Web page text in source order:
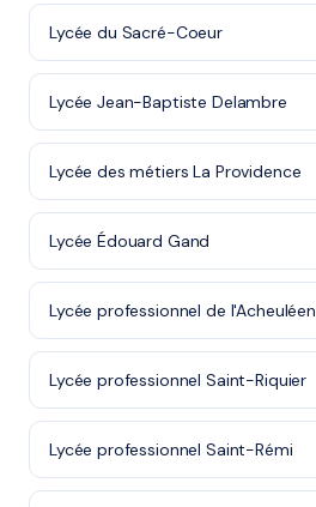
Lycée du Sacré-Coeur
Lycée Jean-Baptiste Delambre
Lycée des métiers La Providence
Lycée Édouard Gand
Lycée professionnel de l'Acheuléen
Lycée professionnel Saint-Riquier
Lycée professionnel Saint-Rémi